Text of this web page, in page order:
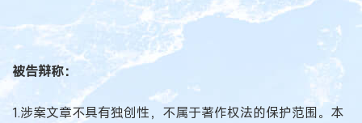
被告辩称：
1.涉案文章不具有独创性，不属于著作权法的保护范围。本